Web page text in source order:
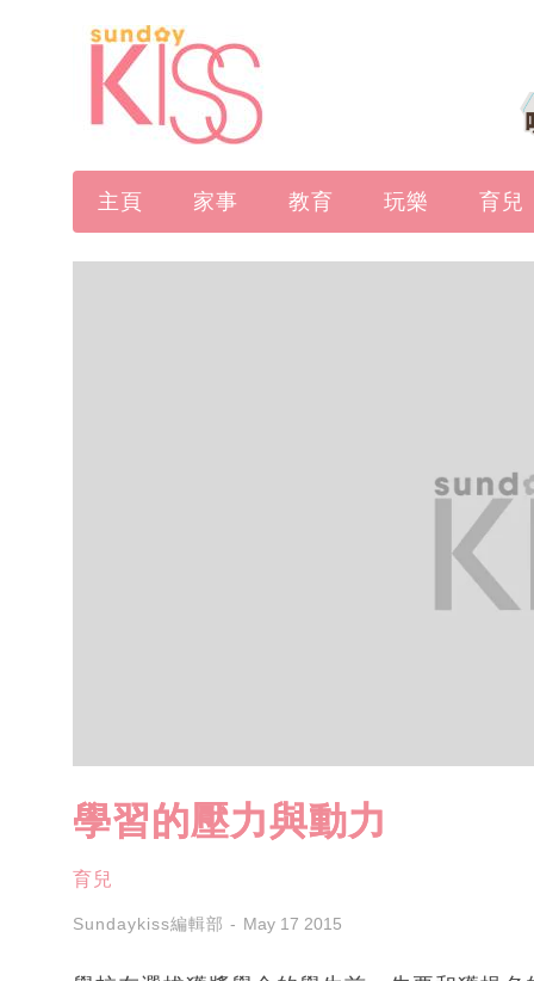
主頁 家事 教育 玩樂 育兒
學習的壓力與動力
育兒
Sundaykiss編輯部 May 17 2015